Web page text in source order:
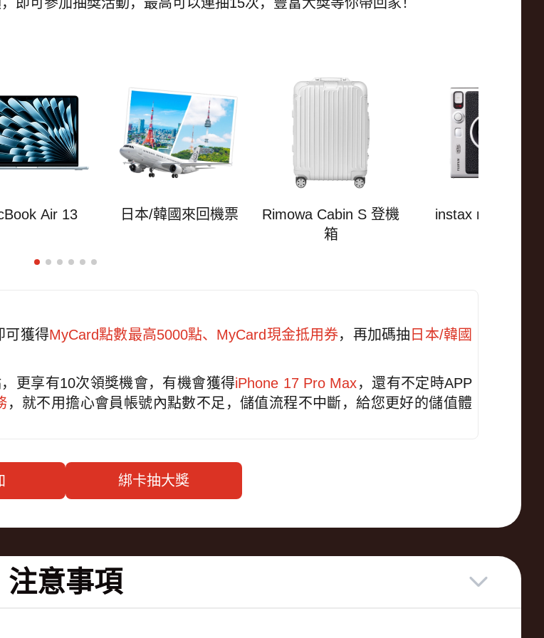
Air 13 日本/韓國來回機票
Rimowa Cabin S 登機
箱
instax mini Evo
可獲得MyCard點數最高5000點、MyCard現金抵用券，再加碼抽 日本/韓國
更享有10次領獎機會，有機會獲得iPhone 17 Pro Max，還有不定時APP
，就不用擔心會員帳號內點數不足，儲值流程不中斷，給您更好的儲值體
綁卡抽大獎
注意事項